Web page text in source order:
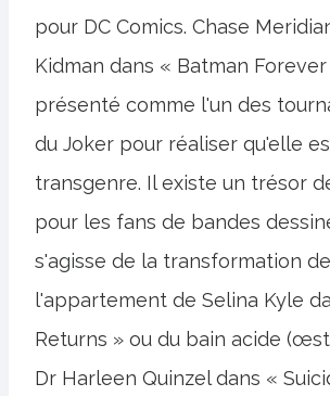
pour DC Comics. Chase
Kidman dans « Batman
présenté comme l'un des
du Joker pour réaliser qu'elle
transgenre. Il existe un trésor
pour les fans de bandes
s'agisse de la transformation de
l'appartement de Selina Kyle
Returns » ou du bain acide
Dr Harleen Quinzel dans «